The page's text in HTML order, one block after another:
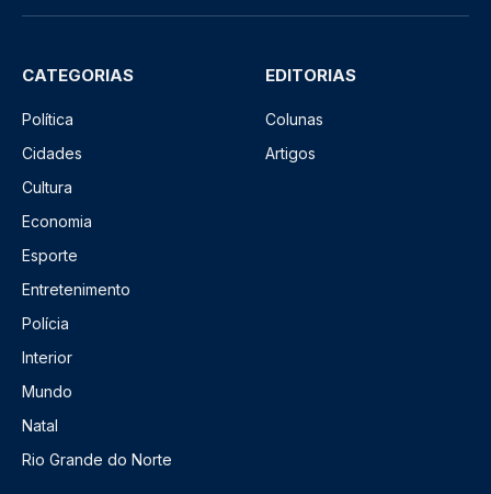
CATEGORIAS
Política
Cidades
Cultura
Economia
Esporte
Entretenimento
Polícia
Interior
Mundo
Natal
Rio Grande do Norte
EDITORIAS
Colunas
Artigos